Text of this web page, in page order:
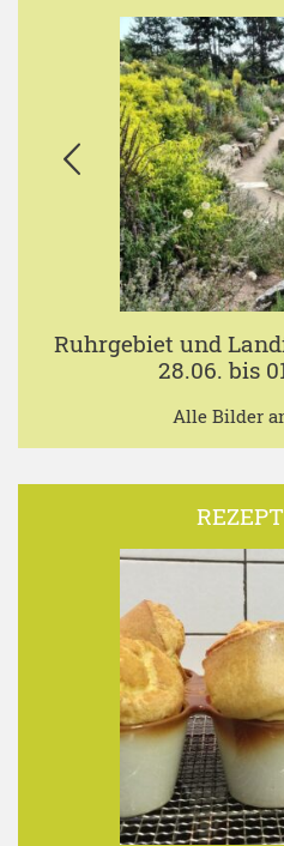
Ruhrgebiet und
28.06. bis
Alle Bilder